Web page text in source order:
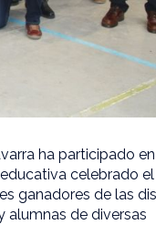
ha participado
celebrado
ganadores de las
alumnas de diversas